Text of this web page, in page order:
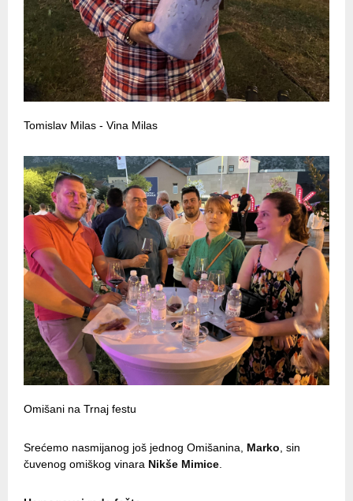
Tomislav Milas - Vina Milas
Omišani na Trnaj festu
Srećemo nasmijanog još jednog Omišanina, Marko , sin
čuvenog omiškog vinara Nikše Mimice